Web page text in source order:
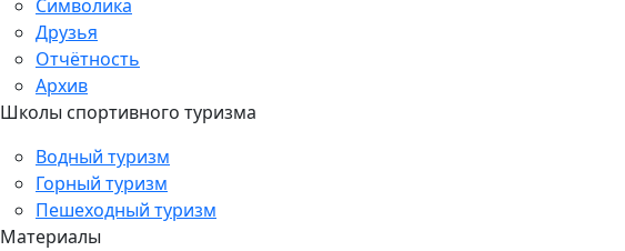
Символика
Друзья
Отчётность
Архив
Школы спортивного туризма
Водный туризм
Горный туризм
Пешеходный туризм
Материалы